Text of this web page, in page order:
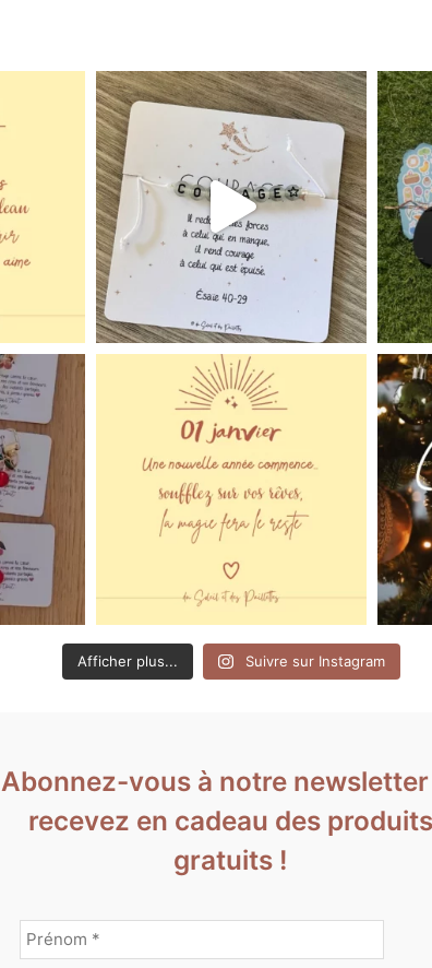
Afficher plus... Suivre sur Instagram
Abonnez-vous à notre
recevez en cadeau des produits
gratuits !